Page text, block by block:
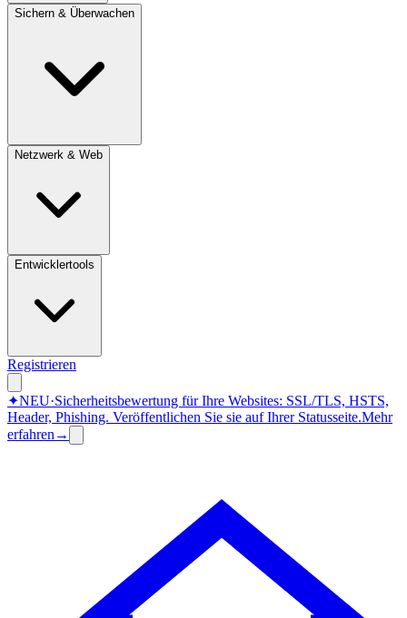
Sichern & Überwachen
Netzwerk & Web
Entwicklertools
Registrieren
✦NEU·Sicherheitsbewertung für Ihre Websites: SSL/TLS, HSTS,
Header, Phishing. Veröffentlichen Sie sie auf Ihrer Statusseite.Mehr
erfahren →